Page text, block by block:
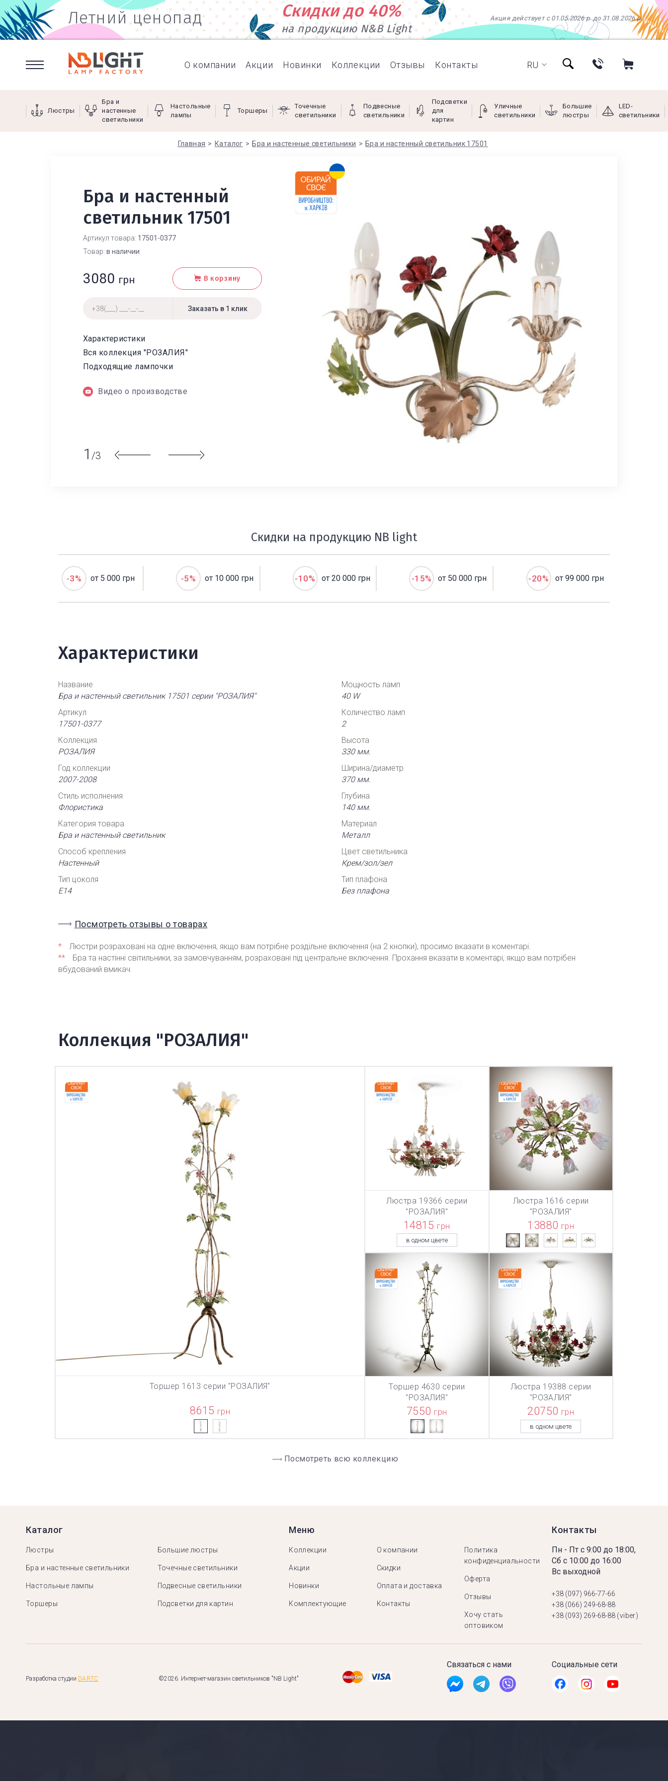
Летний ценопад Скидки до 40%
на продукцию N&B Light
Акция действует с 01.05.2026 р. до 31.08.2026 р.
О компании Акции Новинки Коллекции Отзывы Контакты RU
Люстры
Бра и
настенные
светильники
Настольные
лампы
Торшеры
Точечные
светильники
Подвесные
светильники
Подсветки
для
картин
Уличные
светильники
Большие
люстры
LED-
светильники
Главная Каталог Бра и настенные светильники Бра и настенный светильник 17501
Бра и настенный
светильник 17501
Артикул товара: 17501-0377
Товар: в наличии
3080 грн В корзину
Характеристики
Вся коллекция "РОЗАЛИЯ"
Подходящие лампочки
Видео о производстве
1 /3
Скидки на продукцию NB light
-3% от 5 000 грн -5% от 10 000 грн -10% от 20 000 грн -15% от 50 000 грн -20% от 99 000 грн
Характеристики
Название
Бра и настенный светильник 17501 серии "РОЗАЛИЯ"
Артикул
17501-0377
Коллекция
РОЗАЛИЯ
Год коллекции
2007-2008
Стиль исполнения
Флористика
Категория товара
Бра и настенный светильник
Способ крепления
Настенный
Тип цоколя
Е14
Мощность ламп
40 W
Количество ламп
2
Высота
330 мм.
Ширина/диаметр
370 мм.
Глубина
140 мм.
Материал
Металл
Цвет светильника
Крем/зол/зел
Тип плафона
Без плафона
Посмотреть отзывы о товарах
*
Люстри розраховані на одне включення, якщо вам потрібне роздільне включення (на 2 кнопки), просимо вказати в коментарі.
**
Бра та настінні світильники, за замовчуванням, розраховані під центральне включення. Прохання вказати в коментарі, якщо вам потрібен
вбудований вмикач.
Коллекция "РОЗАЛИЯ"
ТОВАР ДОБАВЛЕН В КОРЗИНУ
В КОРЗИНУ
Торшер 1613 серии "РОЗАЛИЯ"
8615 грн
ТОВАР ДОБАВЛЕН В КОРЗИНУ
В КОРЗИНУ
Люстра 19366 серии
"РОЗАЛИЯ"
14815 грн
в одном цвете
В КОРЗИНУ
Люстра 1616 серии
"РОЗАЛИЯ"
13880 грн
ТОВАР ДОБАВЛЕН В КОРЗИНУ
В КОРЗИНУ
Торшер 4630 серии
"РОЗАЛИЯ"
7550 грн
В КОРЗИНУ
Люстра 19388 серии
"РОЗАЛИЯ"
20750 грн
в одном цвете
Посмотреть всю коллекцию
Каталог
Люстры
Бра и настенные светильники
Настольные лампы
Торшеры
Большие люстры
Точечные светильники
Подвесные светильники
Подсветки для картин
Меню
Коллекции
Акции
Новинки
Комплектующие
О компании
Скидки
Оплата и доставка
Контакты
Политика
конфиденциальности
Оферта
Отзывы
Хочу стать
оптовиком
Контакты
Пн - Пт с 9:00 до 18:00,
Сб с 10:00 до 16:00
Вс выходной
+38 (097) 966-77-66
+38 (066) 249-68-88
+38 (093) 269-68-88 (viber)
Разработка студии DARTC ©2026. Интернет-магазин светильников "NB Light"
Связаться с нами Социальные сети